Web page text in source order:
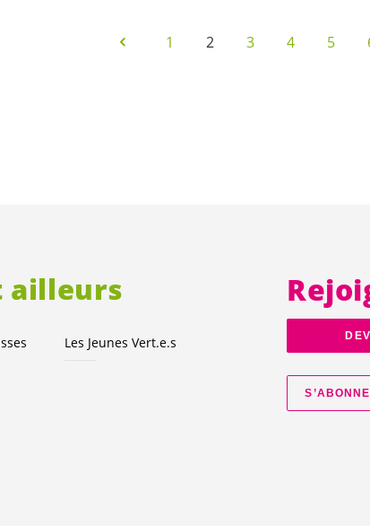
1 2 3 4 5
ailleurs
Les JeunesVert.e.s